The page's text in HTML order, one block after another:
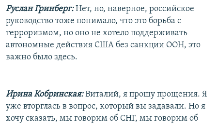
Руслан Гринберг:Нет, но, наверное, российское
руководство тоже понимало, что это борьба с
терроризмом, но оно не хотело поддерживать
автономные действия США без санкции ООН, это
важно было здесь.
Ирина Кобринская:Виталий, я прошу прощения. Я
уже вторглась в вопрос, который вы задавали. Но я
хочу сказать, мы говорим об СНГ, мы говорим об